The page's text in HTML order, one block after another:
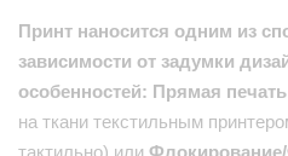
Принт наносится одним из
зависимости от задумки
особенностей: Прямая печать
на ткани текстильным
тактильно) или